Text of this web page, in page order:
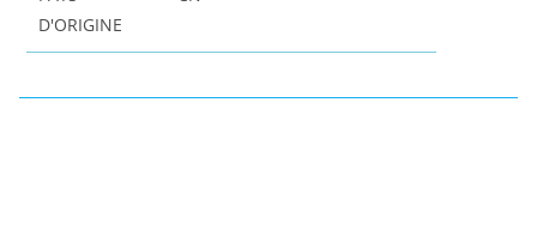
D'ORIGINE